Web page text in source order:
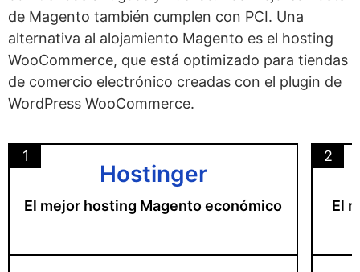
de Magento también cumplen con PCI. Una
alternativa al alojamiento Magento es el hosting
WooCommerce, que está optimizado para tiendas
de comercio electrónico creadas con el plugin de
WordPress WooCommerce.
1
Hostinger
El mejor hosting Magento económico
2
El